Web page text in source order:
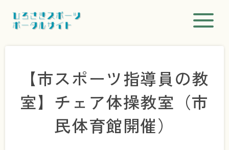
【市スポーツ指導員の教
室】チェア体操教室（市
民体育館開催）